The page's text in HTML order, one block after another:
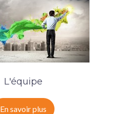
L'équipe
En savoir plus